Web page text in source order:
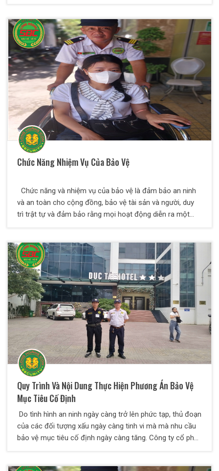
giúp phòng tránh mọi rủi ro xảy ra trong quá trình vận
chuyển hàng hóa và đảm bảo được độ an toàn cho hàng
hóa có giá trị cao cho khách hàng.
Chức Năng Nhiệm Vụ Của Bảo Vệ
Chức năng và nhiệm vụ của bảo vệ là đảm bảo an ninh
và an toàn cho cộng đồng, bảo vệ tài sản và người, duy
trì trật tự và đảm bảo rằng mọi hoạt động diễn ra một
nghiệp vụ an ninh là làm gì và một số yêu cầu đối với
nhân viên bảo vệ
Quy Trình Và Nội Dung Thực Hiện Phương Án Bảo Vệ
Mục Tiêu Cố Định
Do tình hình an ninh ngày càng trở lên phức tạp, thủ đoạn
của các đối tượng xấu ngày càng tinh vi mà mà nhu cầu
bảo vệ mục tiêu cố định ngày càng tăng. Công ty cổ phần